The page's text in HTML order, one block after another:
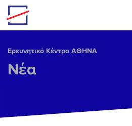
Skip to main content
Ερευνητικό Κέντρο ΑΘΗΝΑ
Νέα